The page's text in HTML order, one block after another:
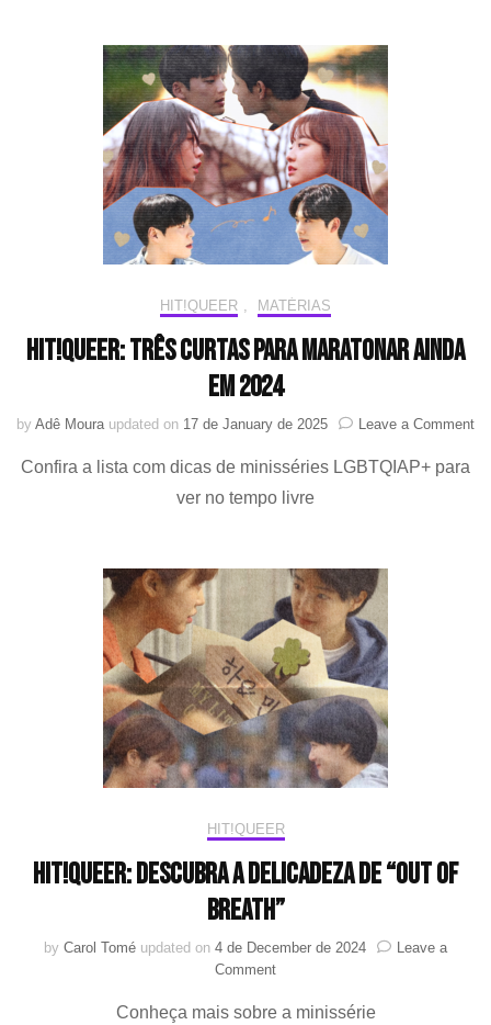
romance
sobre
reencontros
e
redescobertas
HIT!QUEER MATÉRIAS
HIT!Queer: Três curtas para maratonar ainda
em 2024
by Adê Moura updated on 17 de January de 2025 Leave a Commenton
Confira a lista com dicas de minisséries LGBTQIAP+ para
ver no tempo livre
HIT!QUEER
HIT!Queer: Descubra a delicadeza de “Out of
Breath”
by Carol Tomé updated on 4 de December de 2024
Leave a
Commenton
Descubra
Conheça mais sobre a minissérie